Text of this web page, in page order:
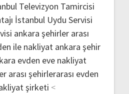
Televizyon Tamircisi
İstanbul Uydu Servisi
ankara şehirler arası
ile nakliyat ankara şehir
evden eve nakliyat
arası şehirlerarası evden
şirketi <